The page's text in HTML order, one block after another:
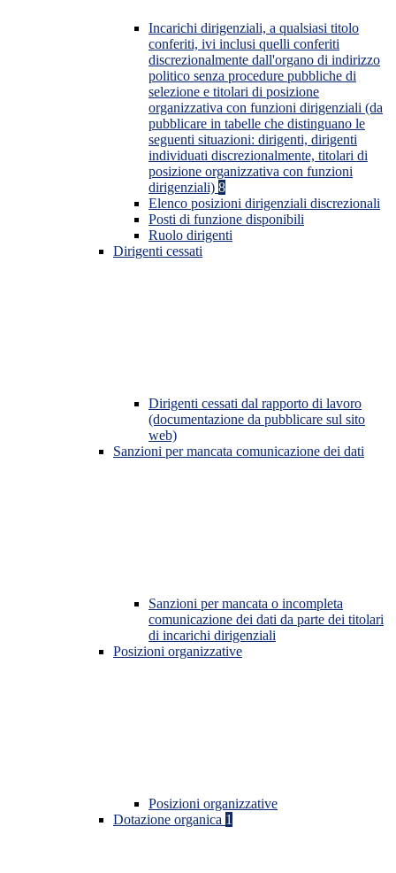
Incarichi dirigenziali, a qualsiasi titolo
conferiti, ivi inclusi quelli conferiti
discrezionalmente dall'organo di indirizzo
politico senza procedure pubbliche di
selezione e titolari di posizione
organizzativa con funzioni dirigenziali (da
pubblicare in tabelle che distinguano le
seguenti situazioni: dirigenti, dirigenti
individuati discrezionalmente, titolari di
posizione organizzativa con funzioni
dirigenziali) 8
Elenco posizioni dirigenziali discrezionali
Posti di funzione disponibili
Ruolo dirigenti
Dirigenti cessati
Dirigenti cessati dal rapporto di lavoro
(documentazione da pubblicare sul sito
web)
Sanzioni per mancata comunicazione dei dati
Sanzioni per mancata o incompleta
comunicazione dei dati da parte dei titolari
di incarichi dirigenziali
Posizioni organizzative
Posizioni organizzative
Dotazione organica 1